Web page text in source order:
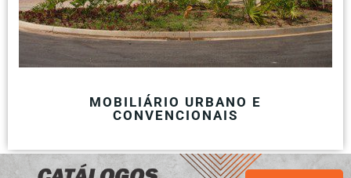
MOBILIÁRIO URBANO E
CONVENCIONAIS